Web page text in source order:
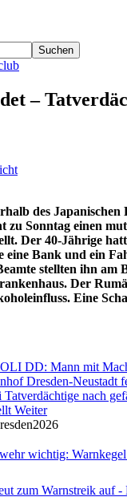
Suchen
–
des Japanischen
zu Sonntag einen
Der 40-Jährige
eine Bank und ein
stellten ihn am
Der
Eine
DD: Mann mit
Dresden-Neustadt
nach
Weiter
wichtig:
zum Warnstreik auf -